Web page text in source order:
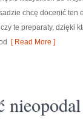
chcę docenić ten
te preparaty, dzięki
[ Read More ]